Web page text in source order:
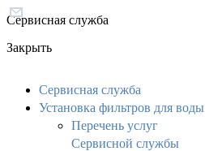
Сервисная служба
Закрыть
Сервисная служба
Установка фильтров для воды
Перечень услуг
Сервисной службы